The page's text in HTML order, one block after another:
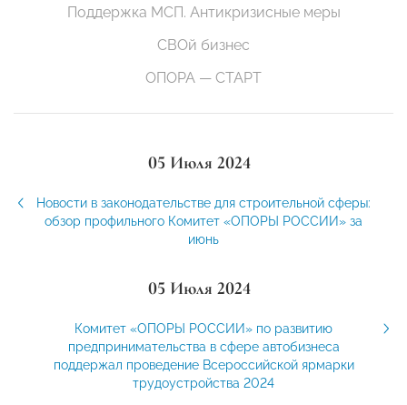
Поддержка МСП. Антикризисные меры
СВОй бизнес
ОПОРА — СТАРТ
05 Июля 2024
Новости в законодательстве для строительной сферы:
обзор профильного Комитет «ОПОРЫ РОССИИ» за
июнь
05 Июля 2024
Комитет «ОПОРЫ РОССИИ» по развитию
предпринимательства в сфере автобизнеса
поддержал проведение Всероссийской ярмарки
трудоустройства 2024